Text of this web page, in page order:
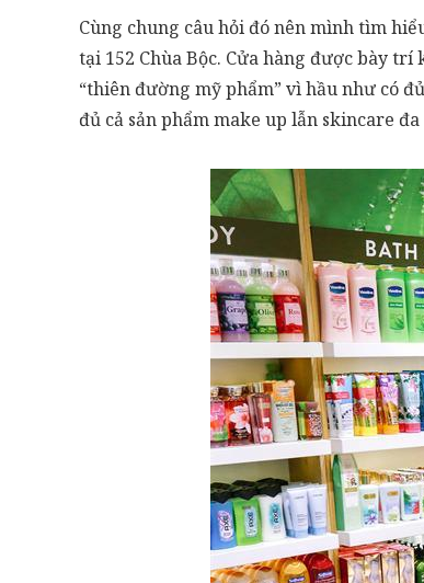
Cùng chung câu hỏi đó nên mình tìm
tại 152 Chùa Bộc. Cửa hàng được bày
“thiên đường mỹ phẩm” vì hầu như có
đủ cả sản phẩm make up lẫn skincare